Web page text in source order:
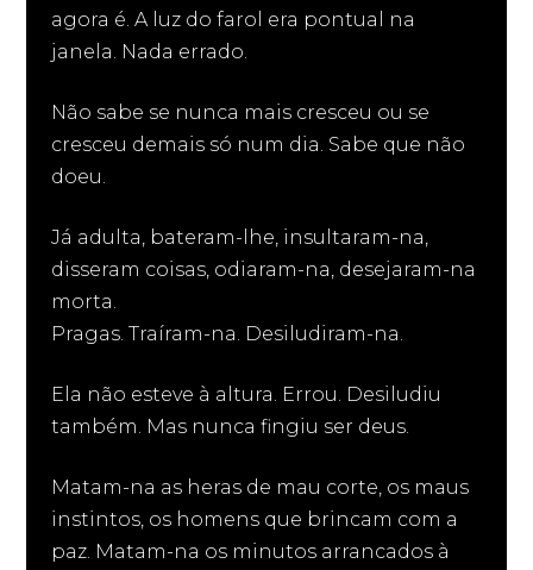
agora é. A luz do farol era pontual na
janela. Nada errado.
Não sabe se nunca mais cresceu ou se
cresceu demais só num dia. Sabe que não
doeu.
Já adulta, bateram-lhe, insultaram-na,
disseram coisas, odiaram-na, desejaram-na
morta.
Pragas. Traíram-na. Desiludiram-na.
Ela não esteve à altura. Errou. Desiludiu
também. Mas nunca fingiu ser deus.
Matam-na as heras de mau corte, os maus
instintos, os homens que brincam com a
paz. Matam-na os minutos arrancados à